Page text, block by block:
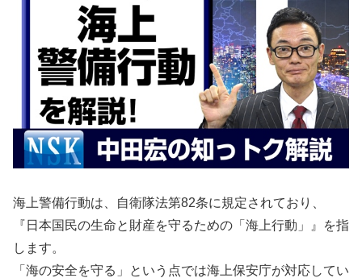
海上警備行動は、自衛隊法第82条に規定されており、
『日本国民の生命と財産を守るための「海上行動」』を指
します。
「海の安全を守る」という点では海上保安庁が対応してい